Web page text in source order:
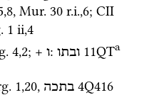
,8, Mur. 30 r.i.,6; CII
1 ii,4
4,2; + ו: ובתו 11QTa
1,20, בתכה 4Q416